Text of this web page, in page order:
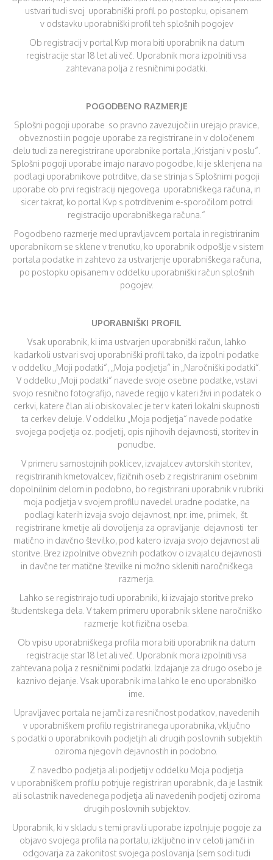
ustvari tudi svoj uporabniški profil po postopku, opisanem
v odstavku uporabniški profil teh splošnih pogojev
Ob registracij v portal Kvp mora biti uporabnik na datum
registracije star 18 let ali več. Uporabnik mora izpolniti vsa
zahtevana polja z resničnimi podatki.
POGODBENO RAZMERJE
Splošni pogoji uporabe so pravno zavezujoči in urejajo pravice,
obveznosti in pogoje uporabe za registrirane in v določenem
delu tudi za neregistrirane uporabnike portala „Kristjani v poslu“.
Splošni pogoji uporabe imajo naravo pogodbe, ki je sklenjena na
podlagi uporabnikove potrditve, da se strinja s Splošnimi pogoji
uporabe ob prvi registraciji njegovega uporabniškega računa, in
sicer takrat, ko portal Kvp s potrditvenim e-sporočilom potrdi
registracijo uporabniškega računa.“
Pogodbeno razmerje med upravljavcem portala in registriranim
uporabnikom se sklene v trenutku, ko uporabnik odpošlje v sistem
portala podatke in zahtevo za ustvarjenje uporabniškega računa,
po postopku opisanem v oddelku uporabniški račun splošnih
pogojev.
UPORABNIŠKI PROFIL
Vsak uporabnik, ki ima ustvarjen uporabniški račun, lahko
kadarkoli ustvari svoj uporabniški profil tako, da izpolni podatke
v oddelku „Moji podatki“, „Moja podjetja“ in „Naročniški podatki“.
V oddelku „Moji podatki“ navede svoje osebne podatke, vstavi
svojo resnično fotografijo, navede regijo v kateri živi in podatek o
cerkvi, katere član ali obiskovalec je ter v kateri lokalni skupnosti
ta cerkev deluje. V oddelku „Moja podjetja“ navede podatke
svojega podjetja oz. podjetij, opis njihovih dejavnosti, storitev in
ponudbe.
V primeru samostojnih poklicev, izvajalcev avtorskih storitev,
registriranih kmetovalcev, fizičnih oseb z registriranim osebnim
dopolnilnim delom in podobno, bo registrirani uporabnik v rubriki
moja podjetja v svojem profilu navedel uradne podatke, na
podlagi katerih izvaja svojo dejavnost, npr. ime, priimek, št.
registrirane kmetije ali dovoljenja za opravljanje dejavnosti ter
matično in davčno številko, pod katero izvaja svojo dejavnost ali
storitve. Brez izpolnitve obveznih podatkov o izvajalcu dejavnosti
in davčne ter matične številke ni možno skleniti naročniškega
razmerja.
Lahko se registrirajo tudi uporabniki, ki izvajajo storitve preko
študentskega dela. V takem primeru uporabnik sklene naročniško
razmerje kot fizična oseba.
Ob vpisu uporabniškega profila mora biti uporabnik na datum
registracije star 18 let ali več. Uporabnik mora izpolniti vsa
zahtevana polja z resničnimi podatki. Izdajanje za drugo osebo je
kaznivo dejanje. Vsak uporabnik ima lahko le eno uporabniško
ime.
Upravljavec portala ne jamči za resničnost podatkov, navedenih
v uporabniškem profilu registriranega uporabnika, vključno
s podatki o uporabnikovih podjetjih ali drugih poslovnih subjektih
oziroma njegovih dejavnostih in podobno.
Z navedbo podjetja ali podjetij v oddelku Moja podjetja
v uporabniškem profilu potrjuje registriran uporabnik, da je lastnik
ali solastnik navedenega podjetja ali navedenih podjetij oziroma
drugih poslovnih subjektov.
Uporabnik, ki v skladu s temi pravili uporabe izpolnjuje pogoje za
objavo svojega profila na portalu, izključno in v celoti jamči in
odgovarja za zakonitost svojega poslovanja (sem sodi tudi